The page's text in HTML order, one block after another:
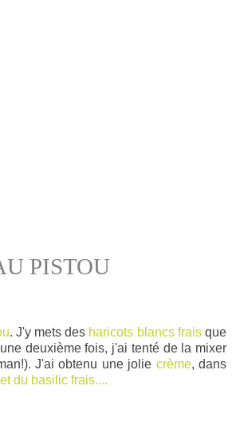
PISTOU
. J'y mets des haricots blancs fraisque
deuxième fois, j'ai tenté de la mixer
J'ai obtenu une jolie crème, dans
du basilic frais....